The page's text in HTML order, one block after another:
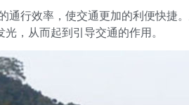
行效率，使交通更加的利便快捷。
，从而起到引导交通的作用。